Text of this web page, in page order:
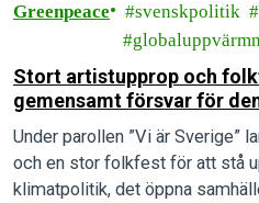
Greenpeace svenskpolitik
Stort artistupprop och
gemensamt försvar för
Under parollen ”Vi är Sverige”
och en stor folkfest för att stå
klimatpolitik, det öppna